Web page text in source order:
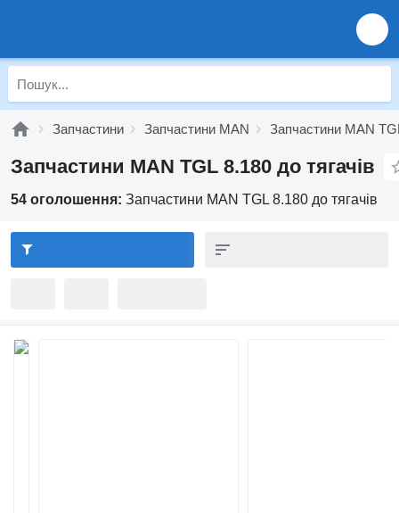
Запчастини Запчастини MAN Запчастини MAN
Запчастини MAN TGL 8.180 до тягачів
54 оголошення: Запчастини MAN TGL 8.180 до тягачів